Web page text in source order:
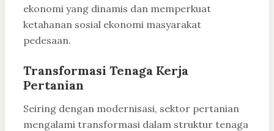
ekonomi yang dinamis dan memperkuat
ketahanan sosial ekonomi masyarakat
pedesaan.
Transformasi Tenaga Kerja
Pertanian
Seiring dengan modernisasi, sektor pertanian
mengalami transformasi dalam struktur tenaga